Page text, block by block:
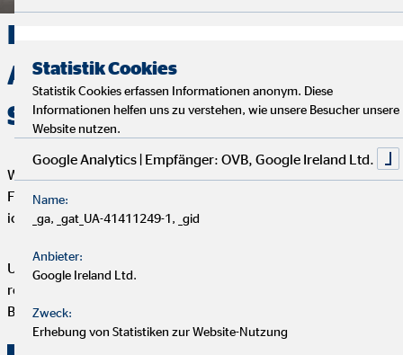
Deine Finanzen, Dein Weg:
Analyse, Beratung und
Service
Wir starten mit einem entspannten Analysegespräch, um deine
Finanzen und Ziele kennenzulernen. Anschließend präsentiere
ich dir maßgeschneiderte Finanzlösungen.
Um deine Finanzplanung aktuell zu halten, bieten wir
regelmäßige Servicegespräche an. Vertrauen und persönliche
Betreuung stehen bei uns an erster Stelle.
Statistik Cookies
Statistik Cookies erfassen Informationen anonym. Diese
Informationen helfen uns zu verstehen, wie unsere Besucher unsere
Website nutzen.
Google Analytics | Empfänger: OVB, Google Ireland Ltd.
Name:
_ga, _gat_UA-41411249-1, _gid
Anbieter:
Google Ireland Ltd.
Zweck:
Erhebung von Statistiken zur Website-Nutzung